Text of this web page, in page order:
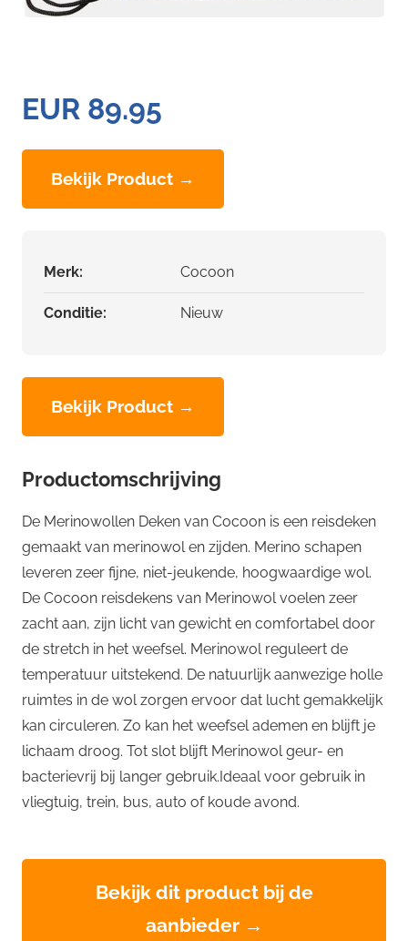
EUR 89.95
Bekijk Product →
Merk: Cocoon
Conditie: Nieuw
Bekijk Product →
Productomschrijving
De Merinowollen Deken van Cocoon is een reisdeken
gemaakt van merinowol en zijden. Merino schapen
leveren zeer fijne, niet-jeukende, hoogwaardige wol.
De Cocoon reisdekens van Merinowol voelen zeer
zacht aan, zijn licht van gewicht en comfortabel door
de stretch in het weefsel. Merinowol reguleert de
temperatuur uitstekend. De natuurlijk aanwezige holle
ruimtes in de wol zorgen ervoor dat lucht gemakkelijk
kan circuleren. Zo kan het weefsel ademen en blijft je
lichaam droog. Tot slot blijft Merinowol geur- en
bacterievrij bij langer gebruik.Ideaal voor gebruik in
vliegtuig, trein, bus, auto of koude avond.
Bekijk dit product bij de
aanbieder →